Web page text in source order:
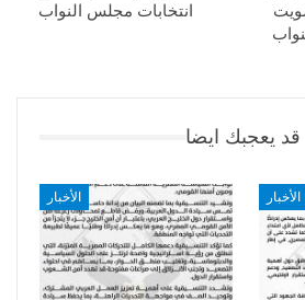
انتخابات مجلس النواب
قد يعجبك ايضا
الأخبار الأخبار